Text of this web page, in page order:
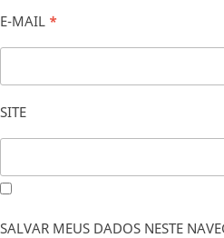
E-MAIL *
SITE
SALVAR MEUS DADOS NESTE